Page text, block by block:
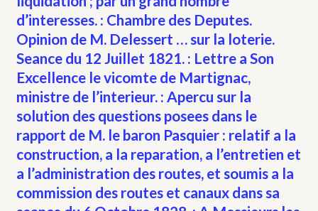
d’interesses. : Chambre des Deputes.
Opinion de M. Delessert … sur la loterie.
Seance du 12 Juillet 1821. : Lettre a Son
Excellence le vicomte de Martignac,
ministre de l’interieur. : Apercu sur la
solution des questions posees dans le
rapport de M. le baron Pasquier : relatif a la
construction, a la reparation, a l’entretien et
a l’administration des routes, et soumis a la
commission des routes et canaux dans sa